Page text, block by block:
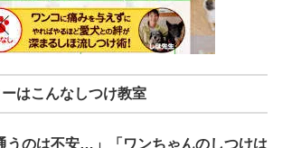
はこんなしつけ教室
うのは不安…」「ワンちゃんのしつけは